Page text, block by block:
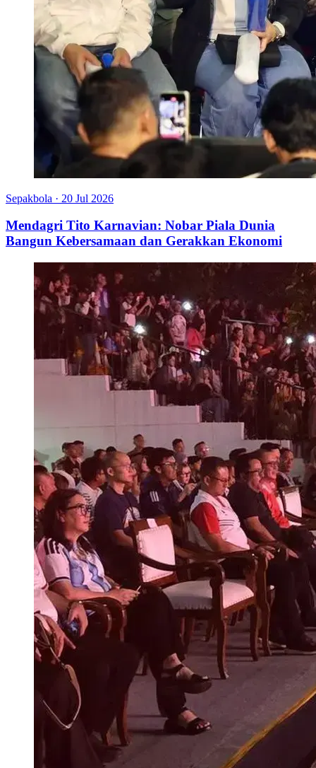
Sepakbola · 20 Jul 2026
Mendagri Tito Karnavian: Nobar Piala Dunia
Bangun Kebersamaan dan Gerakkan Ekonomi